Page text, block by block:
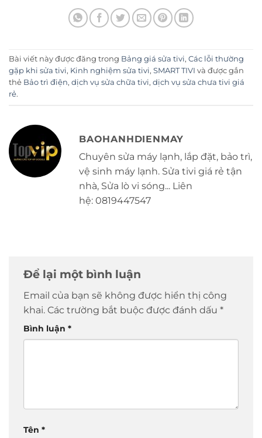
Bài viết này được đăng trong Bảng giá sửa tivi, Các lỗi thường
gặp khi sửa tivi, Kinh nghiệm sửa tivi, SMART TIVI và được gắn
thẻ Bảo trì điện, dịch vụ sửa chữa tivi, dịch vụ sửa chưa tivi giá
rẻ.
BAOHANHDIENMAY
Chuyên sửa máy lạnh, lắp đặt, bảo trì,
vệ sinh máy lạnh. Sửa tivi giá rẻ tận
nhà, Sửa lò vi sóng... Liên
hệ: 0819447547
Để lại một bình luận
Email của bạn sẽ không được hiển thị công
khai. Các trường bắt buộc được đánh dấu *
Bình luận *
Tên *